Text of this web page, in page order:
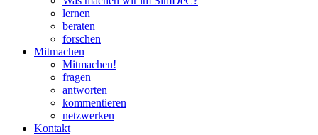
lernen
beraten
forschen
Mitmachen
Mitmachen!
fragen
antworten
kommentieren
netzwerken
Kontakt